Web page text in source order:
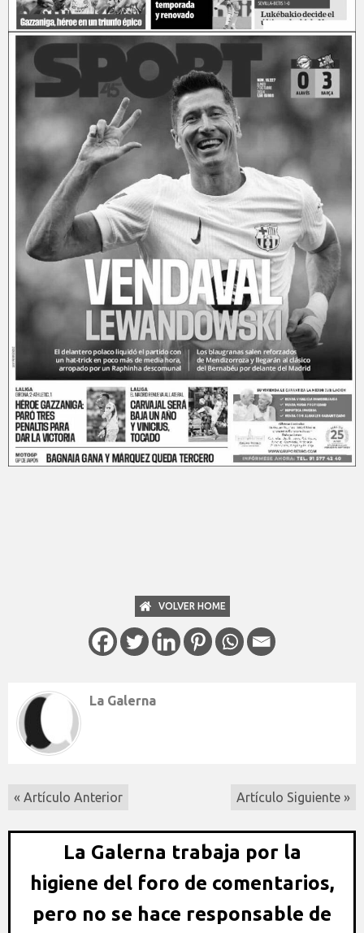
VOLVER HOME
La Galerna
« Artículo Anterior Artículo Siguiente »
La Galerna trabaja por la
higiene del foro de comentarios,
pero no se hace responsable de